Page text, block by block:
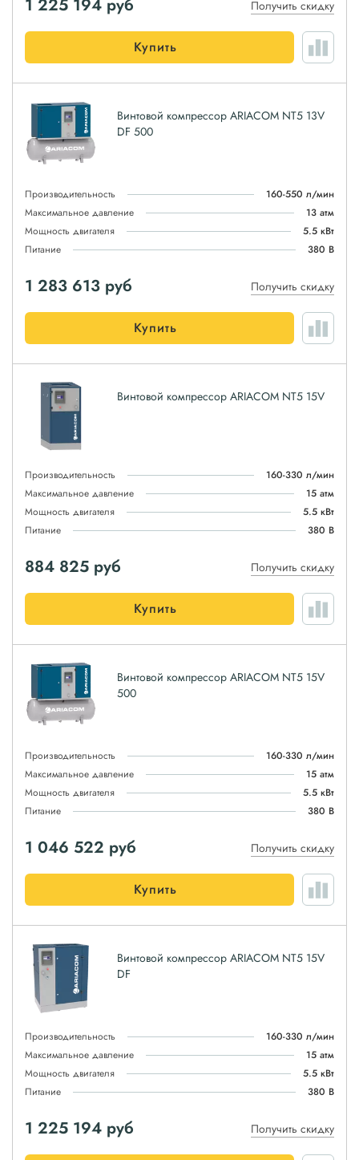
1 225 194 руб Получить скидку
Купить
Винтовой компрессор ARIACOM NT5 13V
DF 500
Производительность
160-550 л/мин
Максимальное давление
13 атм
Мощность двигателя
5.5 кВт
Питание
380 В
1 283 613 руб Получить скидку
Купить
Винтовой компрессор ARIACOM NT5 15V
Производительность
160-330 л/мин
Максимальное давление
15 атм
Мощность двигателя
5.5 кВт
Питание
380 В
884 825 руб Получить скидку
Купить
Винтовой компрессор ARIACOM NT5 15V
500
Производительность
160-330 л/мин
Максимальное давление
15 атм
Мощность двигателя
5.5 кВт
Питание
380 В
1 046 522 руб Получить скидку
Купить
Винтовой компрессор ARIACOM NT5 15V
DF
Производительность
160-330 л/мин
Максимальное давление
15 атм
Мощность двигателя
5.5 кВт
Питание
380 В
1 225 194 руб Получить скидку